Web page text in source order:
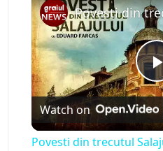
l
Watch on
Povesti din trecutul